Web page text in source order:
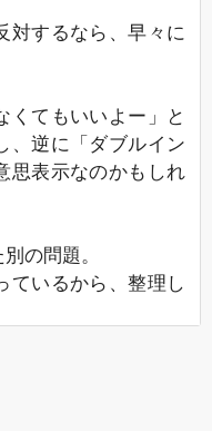
対するなら、早々に
くてもいいよー」と
、逆に「ダブルイン
思表示なのかもしれ
の問題。
ているから、整理し